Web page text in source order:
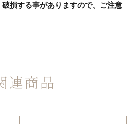
損する事がありますので、ご注意
連商品